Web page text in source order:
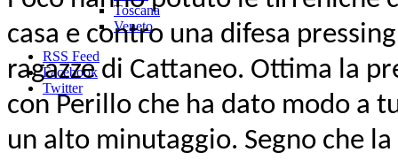
Toscana
Veneto
RSS Feed
Facebook
Twitter
casa e contro una difesa
ragazze di Cattaneo. Ottima la
con Perillo che ha dato modo a
un alto minutaggio. Segno che